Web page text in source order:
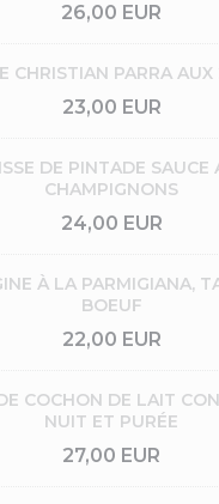
26,00 EUR
CHRISTIAN PARRA
23,00 EUR
DE PINTADE SAUCE
CHAMPIGNONS
24,00 EUR
À LA PARMIGIANA,
BOEUF
22,00 EUR
COCHON DE LAIT
NUIT ET PURÉE
27,00 EUR